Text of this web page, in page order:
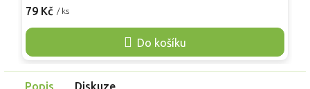
79 Kč / ks
Do košíku
suchu, chudším půdám i plnému slunci, kde si zachovává
nášlapy i na extenzivní střechy. Oproti zeleně kvetoucím
druhům rozchodníků působí výrazně barevněji a dekorativně
Popis Diskuze